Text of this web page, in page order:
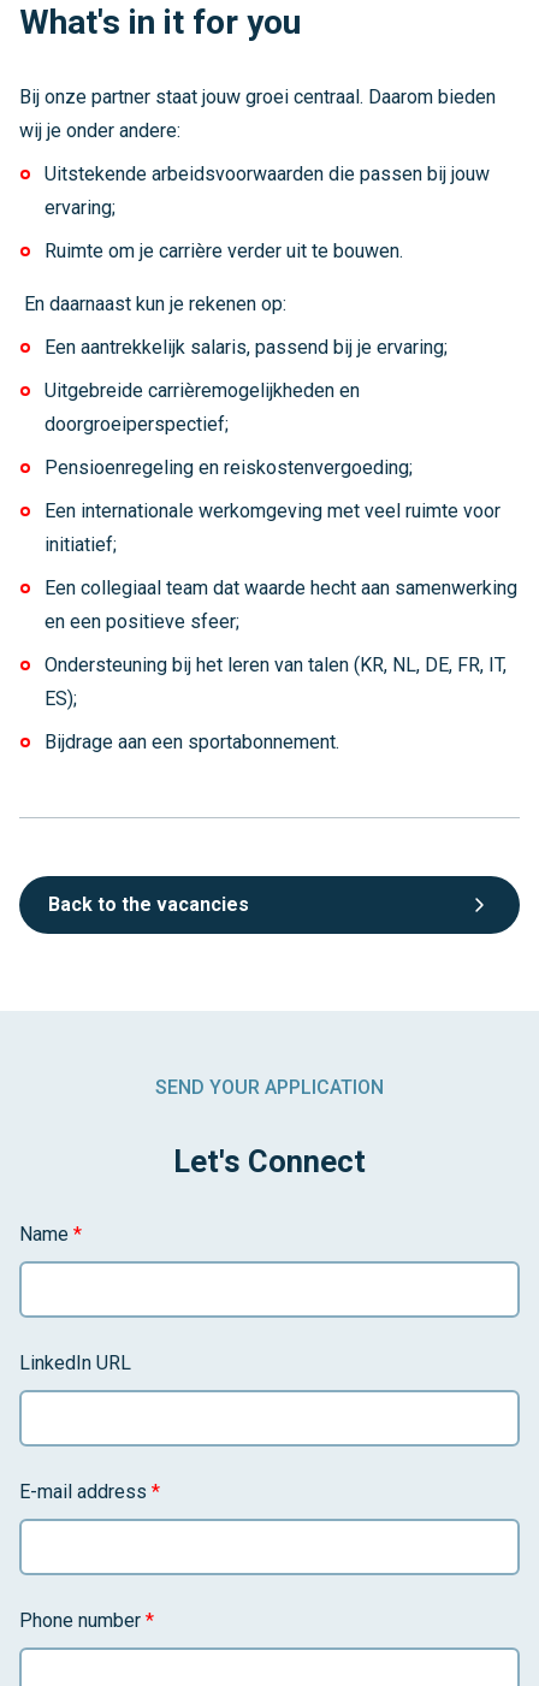
What's in it for you
Bij onze partner staat jouw groei centraal. Daarom bieden
wij je onder andere:
Uitstekende arbeidsvoorwaarden die passen bij jouw
ervaring;
Ruimte om je carrière verder uit te bouwen.
En daarnaast kun je rekenen op:
Een aantrekkelijk salaris, passend bij je ervaring;
Uitgebreide carrièremogelijkheden en
doorgroeiperspectief;
Pensioenregeling en reiskostenvergoeding;
Een internationale werkomgeving met veel ruimte voor
initiatief;
Een collegiaal team dat waarde hecht aan samenwerking
en een positieve sfeer;
Ondersteuning bij het leren van talen (KR, NL, DE, FR, IT,
ES);
Bijdrage aan een sportabonnement.
Back to the vacancies
SEND YOUR APPLICATION
Let's Connect
Name *
LinkedIn URL
E-mail address *
Phone number *